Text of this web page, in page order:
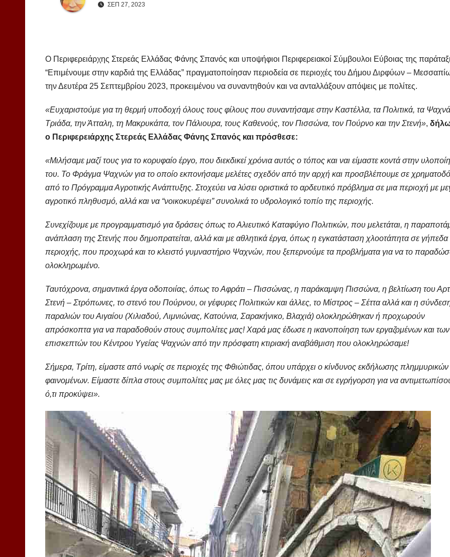
ΣΕΠ 27, 2023
Ο Περιφερειάρχης Στερεάς Ελλάδας Φάνης Σπανός και υποψήφιοι Περιφερειακοί Σύμβουλοι Εύβοιας της
“Επιμένουμε στην καρδιά της Ελλάδας” πραγματοποίησαν περιοδεία σε περιοχές του Δήμου Διρφύων –
την Δευτέρα 25 Σεπτεμβρίου 2023, προκειμένου να συναντηθούν και να ανταλλάξουν απόψεις με πολίτες.
«Ευχαριστούμε για τη θερμή υποδοχή όλους τους φίλους που συναντήσαμε στην Καστέλλα, τα Πολιτικά, τα
Τριάδα, την Άτταλη, τη Μακρυκάπα, τον Πάλιουρα, τους Καθενούς, τον Πισσώνα, τον Πούρνο και την Στενή»,
ο Περιφερειάρχης Στερεάς Ελλάδας Φάνης Σπανός και πρόσθεσε:
«Μιλήσαμε μαζί τους για το κορυφαίο έργο, που διεκδικεί χρόνια αυτός ο τόπος και ναι είμαστε κοντά στην
του. Το Φράγμα Ψαχνών για το οποίο εκπονήσαμε μελέτες σχεδόν από την αρχή και προσβλέπουμε σε
από το Πρόγραμμα Αγροτικής Ανάπτυξης. Στοχεύει να λύσει οριστικά το αρδευτικό πρόβλημα σε μια περιοχή με
αγροτικό πληθυσμό, αλλά και να “νοικοκυρέψει” συνολικά το υδρολογικό τοπίο της περιοχής.
Συνεχίζουμε με προγραμματισμό για δράσεις όπως το Αλιευτικό Καταφύγιο Πολιτικών, που μελετάται, η
ανάπλαση της Στενής που δημοπρατείται, αλλά και με αθλητικά έργα, όπως η εγκατάσταση χλοοτάπητα σε γήπεδα
περιοχής, που προχωρά και το κλειστό γυμναστήριο Ψαχνών, που ξεπερνούμε τα προβλήματα για να το
ολοκληρωμένο.
Ταυτόχρονα, σημαντικά έργα οδοποιίας, όπως το Αφράτι – Πισσώνας, η παράκαμψη Πισσώνα, η βελτίωση του
Στενή – Στρόπωνες, το στενό του Πούρνου, οι γέφυρες Πολιτικών και άλλες, το Μίστρος – Σέττα αλλά και η
παραλιών του Αιγαίου (Χιλιαδού, Λιμνιώνας, Κατούνια, Σαρακήνικο, Βλαχιά) ολοκληρώθηκαν ή προχωρούν
απρόσκοπτα για να παραδοθούν στους συμπολίτες μας! Χαρά μας έδωσε η ικανοποίηση των εργαζομένων και των
επισκεπτών του Κέντρου Υγείας Ψαχνών από την πρόσφατη κτιριακή αναβάθμιση που ολοκληρώσαμε!
Σήμερα, Τρίτη, είμαστε από νωρίς σε περιοχές της Φθιώτιδας, όπου υπάρχει ο κίνδυνος εκδήλωσης πλημμυρικών
φαινομένων. Είμαστε δίπλα στους συμπολίτες μας με όλες μας τις δυνάμεις και σε εγρήγορση για να
ό,τι προκύψει».